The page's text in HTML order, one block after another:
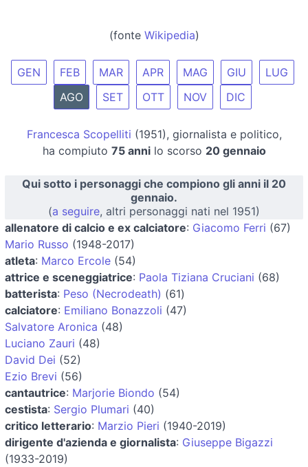
(fonte Wikipedia)
GEN FEB MAR APR MAG GIU
LUG
AGO
SET OTT NOV DIC
Francesca Scopelliti (1951), giornalista e politico,
ha compiuto 75 annilo scorso 20 gennaio
Qui sotto i personaggi che compiono gli anni il 20
gennaio.
(a seguire, altri personaggi nati nel 1951)
allenatore di calcio e ex calciatore: Giacomo Ferri (67)
Mario Russo (1948-2017)
atleta: Marco Ercole (54)
attrice e sceneggiatrice: Paola Tiziana Cruciani (68)
batterista: Peso (Necrodeath) (61)
calciatore: Emiliano Bonazzoli (47)
Salvatore Aronica (48)
Luciano Zauri (48)
David Dei (52)
Ezio Brevi (56)
cantautrice: Marjorie Biondo (54)
cestista: Sergio Plumari (40)
critico letterario: Marzio Pieri (1940-2019)
dirigente d'azienda e giornalista: Giuseppe Bigazzi
(1933-2019)